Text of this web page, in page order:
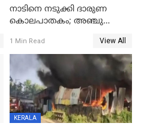
നാടിനെ നടുക്കി ദാരുണ
കൊലപാതകം; അഞ്ചു
കഴുത്തുഞെരിച്ച് കൊന്നു
1 Min Read View All
KERALA